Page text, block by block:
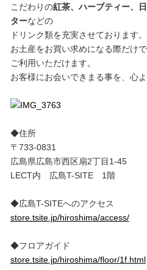
こだわりの紅茶、ハーブティー、
ターなどの
ドリンク類を充実させております。
お土産をお買い求めになる際だけ
ご利用いただけます。
お客様にお会いできまる事を、心
◆住所
〒733-0831
広島県広島市西区扇2丁目1-45
LECT内 広島T-SITE 1階
◆広島T-SITEへのアクセス
store.tsite.jp/hiroshima/access/
◆フロアガイド
store.tsite.jp/hiroshima/floor/1f.html